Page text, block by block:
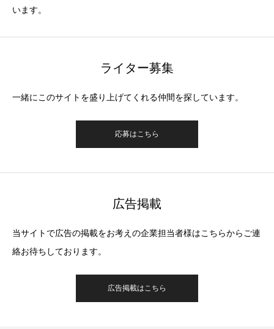
います。
ライター募集
一緒にこのサイトを盛り上げてくれる仲間を探しています。
応募はこちら
広告掲載
当サイトで広告の掲載をお考えの企業担当者様はこちらからご連
絡お待ちしております。
広告掲載はこちら